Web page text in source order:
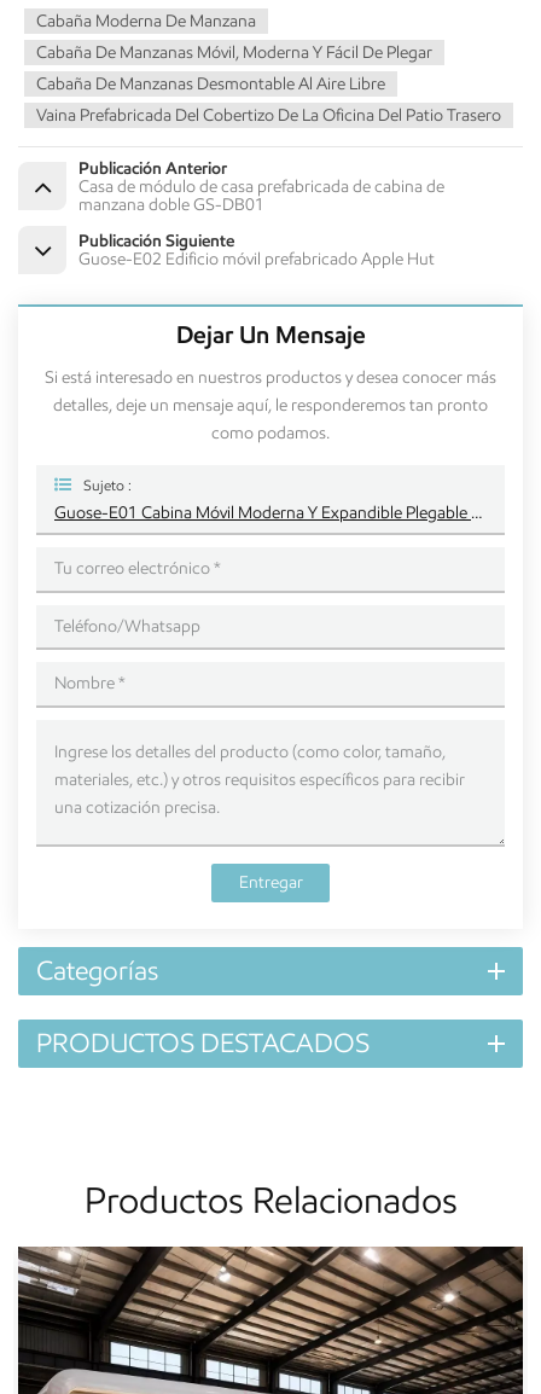
Cabaña Moderna De Manzana
Cabaña De Manzanas Móvil, Moderna Y Fácil De Plegar
Cabaña De Manzanas Desmontable Al Aire Libre
Vaina Prefabricada Del Cobertizo De La Oficina Del Patio Trasero
Publicación Anterior
Casa de módulo de casa prefabricada de cabina de
manzana doble GS-DB01
Publicación Siguiente
Guose-E02 Edificio móvil prefabricado Apple Hut
Dejar Un Mensaje
Si está interesado en nuestros productos y desea conocer más
detalles, deje un mensaje aquí, le responderemos tan pronto
como podamos.
Sujeto :
Guose-E01 Cabina Móvil Moderna Y Expandible Plegable Para Exteriores Con Diseño De Apple
Entregar
Categorías
PRODUCTOS DESTACADOS
Productos Relacionados